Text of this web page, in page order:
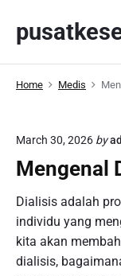
p
Home Medis
March 30, 2026 by
Mengenal
Dialisis adalah
individu yang
kita akan
dialisis,